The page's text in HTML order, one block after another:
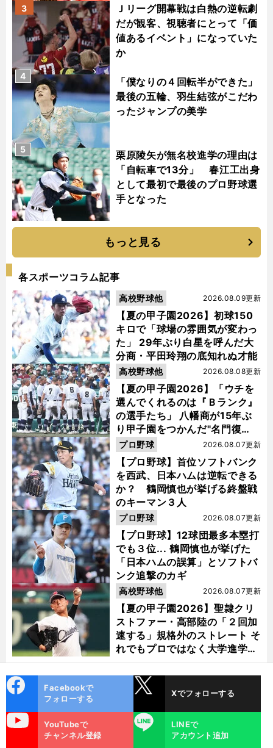
Ｊリーグ開幕戦は白熱の逆転劇
だが観客、視聴者にとって「価
値あるイベント」になっていた
か
3
「僕なりの４回転半ができた」
最後の五輪、羽生結弦がこだわ
ったジャンプの美学
4
栗原陵矢が無名校進学の理由は
「自転車で13分」 春江工出身
として最初で最後のプロ野球選
手となった
5
もっと見る
各スポーツコラム記事
【夏の甲子園2026】初球150
キロで「球場の雰囲気が変わっ
た」 29年ぶり白星を呼んだ大
分商・平田玲翔の底知れぬ才能
2026.08.09更新
高校野球他
【夏の甲子園2026】「ウチを
選んでくれるのは『Ｂランク』
の選手たち」 八幡商が15年ぶ
り甲子園をつかんだ"名門復
活"の舞台裏
2026.08.08更新
高校野球他
【プロ野球】首位ソフトバンク
を西武、日本ハムは逆転できる
か？ 鶴岡慎也が挙げる終盤戦
のキーマン３人
2026.08.07更新
プロ野球
【プロ野球】12球団最多本塁打
でも３位... 鶴岡慎也が挙げた
「日本ハムの誤算」とソフトバ
ンク追撃のカギ
2026.08.07更新
プロ野球
【夏の甲子園2026】聖隷クリ
ストファー・高部陸の「２回加
速する」規格外のストレート そ
れでもプロではなく大学進学を
選ぶ理由
2026.08.07更新
高校野球他
ok
Facebookで
フォローする
Xでフォローする
YouTubeで
チャンネル登録
LINE
LINEで
アカウント追加